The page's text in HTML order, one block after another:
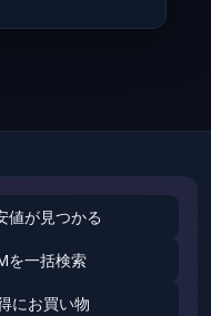
値が見つかる
を一括検索
にお買い物